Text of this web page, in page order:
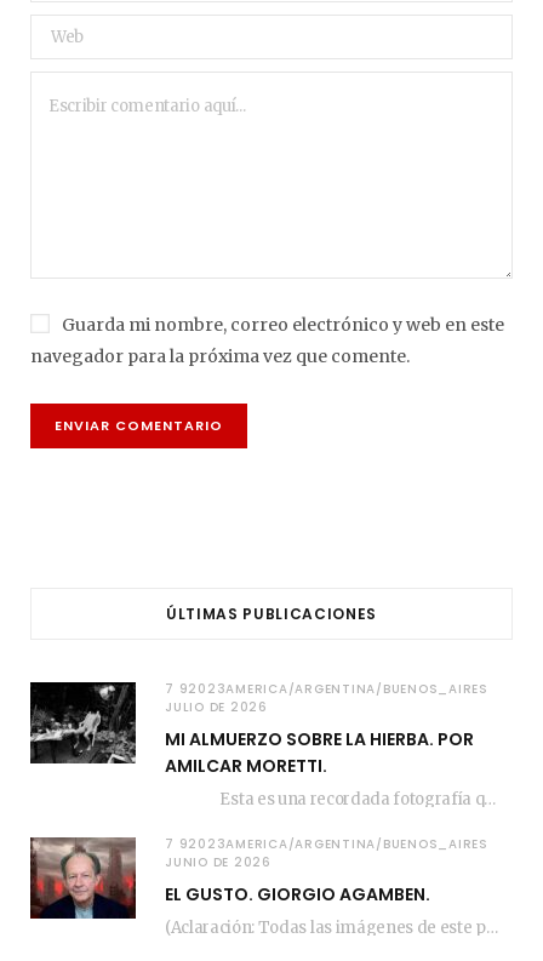
Guarda mi nombre, correo electrónico y web en este
navegador para la próxima vez que comente.
ÚLTIMAS PUBLICACIONES
7 92023AMERICA/ARGENTINA/BUENOS_AIRES
JULIO DE 2026
MI ALMUERZO SOBRE LA HIERBA. POR
AMILCAR MORETTI.
Esta es una recordada fotografía que registré…
7 92023AMERICA/ARGENTINA/BUENOS_AIRES
JUNIO DE 2026
EL GUSTO. GIORGIO AGAMBEN.
(Aclaración: Todas las imágenes de este posteo fueron tomadas de Bloghemia.com, y todos los…